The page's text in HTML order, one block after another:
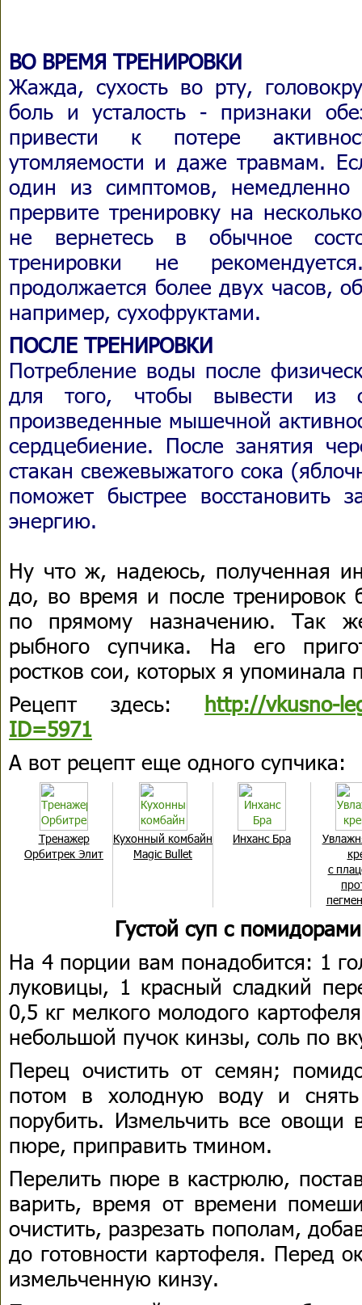
ВО ВРЕМЯ ТРЕНИРОВКИ
Жажда, сухость во рту,
боль и усталость - признаки
привести к потере
утомляемости и даже травмам.
один из симптомов,
прервите тренировку на
не вернетесь в обычное
тренировки не
продолжается более двух часов,
например, сухофруктами.
ПОСЛЕ ТРЕНИРОВКИ
Потребление воды после
для того, чтобы вывести из
произведенные мышечной
сердцебиение. После занятия
стакан свежевыжатого сока
поможет быстрее восстановить
энергию.
Ну что ж, надеюсь, полученная
до, во время и после тренировок
по прямому назначению. Так
рыбного супчика. На его
ростков сои, которых я упоминала
Рецепт здесь: http://vkusno-
ID=5971
А вот рецепт еще одного супчика:
Тренажер
Орбитрек Элит
Кухонный комбайн
Magic Bullet
Инханс Бра
с
Густой суп с
На 4 порции вам понадобится: 1
луковицы, 1 красный сладкий
0,5 кг мелкого молодого
небольшой пучок кинзы, соль по
Перец очистить от семян;
потом в холодную воду и
порубить. Измельчить все овощи
пюре, приправить тмином.
Перелить пюре в кастрюлю,
варить, время от времени
очистить, разрезать пополам,
до готовности картофеля. Перед
измельченную кинзу.